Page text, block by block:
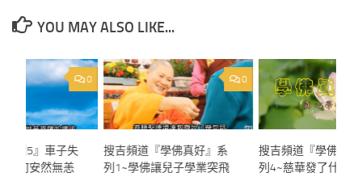
YOU MAY ALSO LIKE...
0
搜吉頻道『學佛真好』系
列1~學佛讓兒子學業突飛
搜吉頻道『學佛真
列4~慈華發了什麼
0
系列5』車子失
為何安然無恙